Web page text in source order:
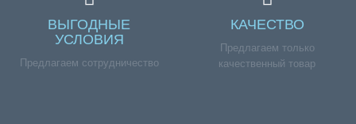
ВЫГОДНЫЕ
УСЛОВИЯ
Предлагаем сотрудничество
КАЧЕСТВО
Предлагаем только
качественный товар